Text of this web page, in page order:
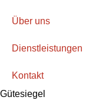
Über uns
Dienstleistungen
Kontakt
Gütesiegel